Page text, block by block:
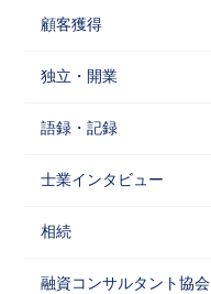
顧客獲得
独立・開業
語録・記録
士業インタビュー
相続
融資コンサルタント協会